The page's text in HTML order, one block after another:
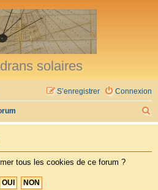
solaires
Connexion
S’enregistrer
e
tous les cookies de ce forum ?